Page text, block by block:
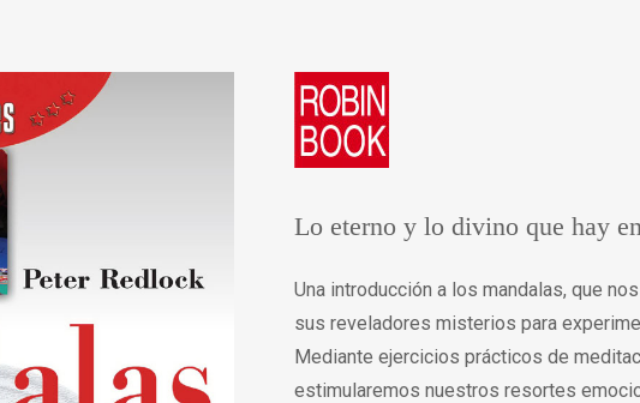
Lo eterno y lo divino que hay
Una introducción a los mandalas, que
sus reveladores misterios para
Mediante ejercicios prácticos de
estimularemos nuestros resortes